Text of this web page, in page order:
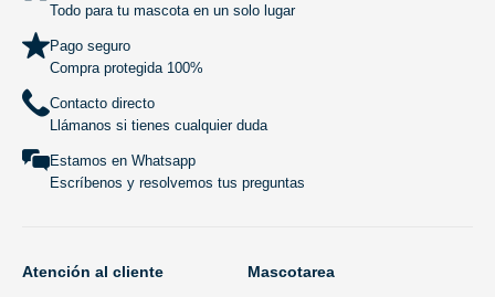
Todo para tu mascota en un solo lugar
Pago seguro
Compra protegida 100%
Contacto directo
Llámanos si tienes cualquier duda
Estamos en Whatsapp
Escríbenos y resolvemos tus preguntas
Atención al cliente Mascotarea